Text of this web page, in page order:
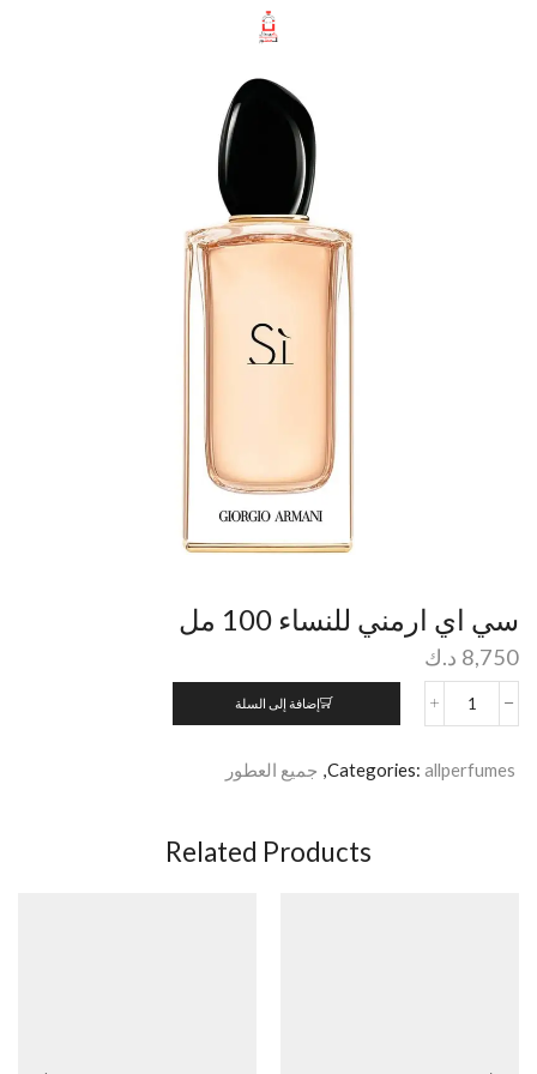
سي اي ارمني للنساء 100 مل
8,750 د.ك
إضافة إلى السلة
Categories: allperfumes
, جميع العطور
Related Products